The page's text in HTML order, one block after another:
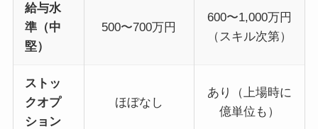
給与水
準（中
堅）
500〜700万円
600〜1,000万円
（スキル次第）
ストッ
クオプ
ション
ほぼなし
あり（上場時に
億単位も）